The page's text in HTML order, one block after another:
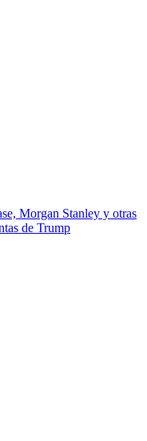
Morgan Stanley y otras
de Trump